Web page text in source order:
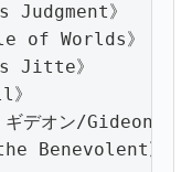
》
of Worlds》
Jitte》
、ギデオン/
Benevolent》